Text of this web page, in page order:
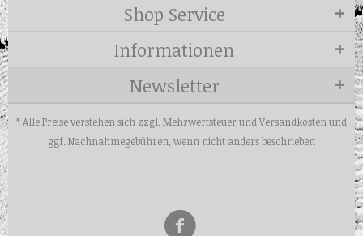
Shop Service
Informationen
Newsletter
* Alle Preise verstehen sich zzgl. Mehrwertsteuer und Versandkosten und
ggf. Nachnahmegebühren, wenn nicht anders beschrieben